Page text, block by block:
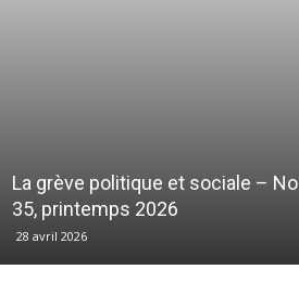
La grève politique et sociale – No
35, printemps 2026
28 avril 2026